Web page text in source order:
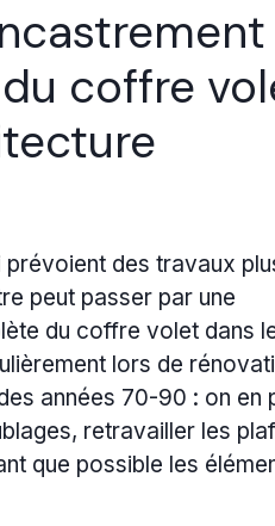
coffre
des travaux
peut passer par une
du coffre volet dans
lors de
années 70-90 : on en
retravailler les
que possible les